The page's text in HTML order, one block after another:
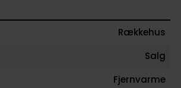
Rækkehus
Salg
Fjernvarme